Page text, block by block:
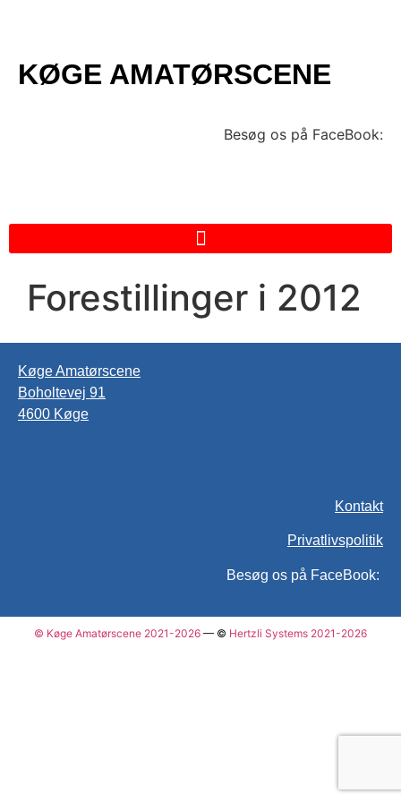
KØGE AMATØRSCENE
Besøg os på FaceBook:
Forestillinger i 2012
Køge Amatørscene
Boholtevej 91
4600 Køge
Kontakt
Privatlivspolitik
Besøg os på FaceBook:
© Køge Amatørscene 2021-2026 — © Hertzli Systems 2021-2026